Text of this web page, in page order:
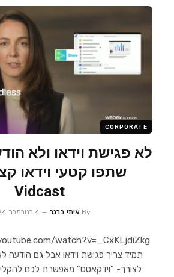
CORPORATE
לא פגישת וידאו ולא
שתפו קטעי וידאו
Vidcast
By איתי ברנר 4 בנובמבר 2024
תמיד צריך פגישת וידאו אבל גם
לצורך- "וידקאסט" מאפשרת לכם